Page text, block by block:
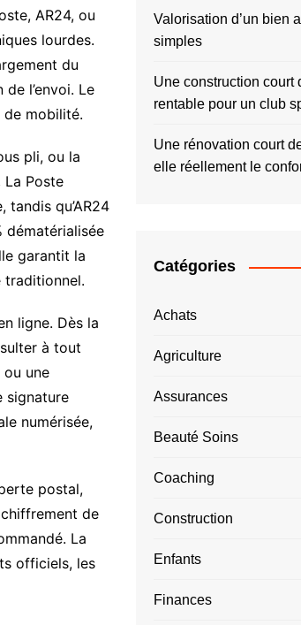
AR24, ou
lourdes.
du
l’envoi. Le
de mobilité.
pli, ou la
Poste
qu’AR24
dématérialisée
garantit la
traditionnel.
ligne. Dès la
à tout
ou une
signature
numérisée,
postal,
de
La
officiels, les
Valorisation d’un bien
simples
Une construction court
rentable pour un club
Une rénovation court
elle réellement le
Catégories
Achats
Agriculture
Assurances
Beauté Soins
Coaching
Construction
Enfants
Finances